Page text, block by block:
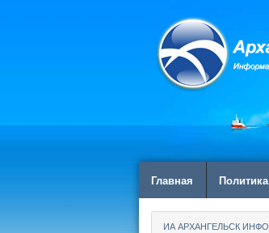
Главная Политика
ИА АРХАНГЕЛЬСК ИНФО